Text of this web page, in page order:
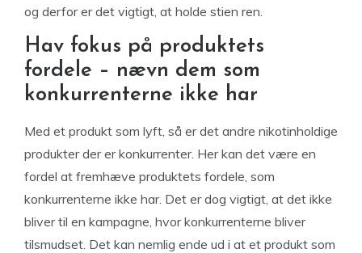
og derfor er det vigtigt, at holde stien ren.
Hav fokus på produktets
fordele – nævn dem som
konkurrenterne ikke har
Med et produkt som lyft, så er det andre nikotinholdige
produkter der er konkurrenter. Her kan det være en
fordel at fremhæve produktets fordele, som
konkurrenterne ikke har. Det er dog vigtigt, at det ikke
bliver til en kampagne, hvor konkurrenterne bliver
tilsmudset. Det kan nemlig ende ud i at et produkt som